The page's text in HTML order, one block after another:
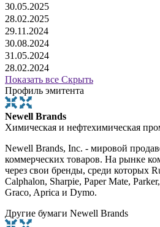
30.05.2025
28.02.2025
29.11.2024
30.08.2024
31.05.2024
28.02.2024
Показать все Скрыть
Профиль эмитента
Newell Brands
Химическая и нефтехимическая
Newell Brands, Inc. - мировой
коммерческих товаров. На рынке
через свои бренды, среди которых
Calphalon, Sharpie, Paper Mate,
Graco, Aprica и Dymo.
Другие бумаги Newell Brands